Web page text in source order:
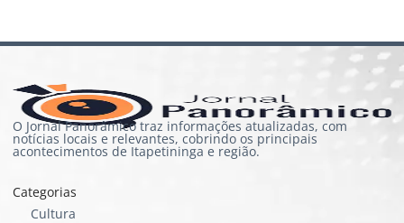
O Jornal Panorâmico traz informações atualizadas, com
notícias locais e relevantes, cobrindo os principais
acontecimentos de Itapetininga e região.
Categorias
Cultura